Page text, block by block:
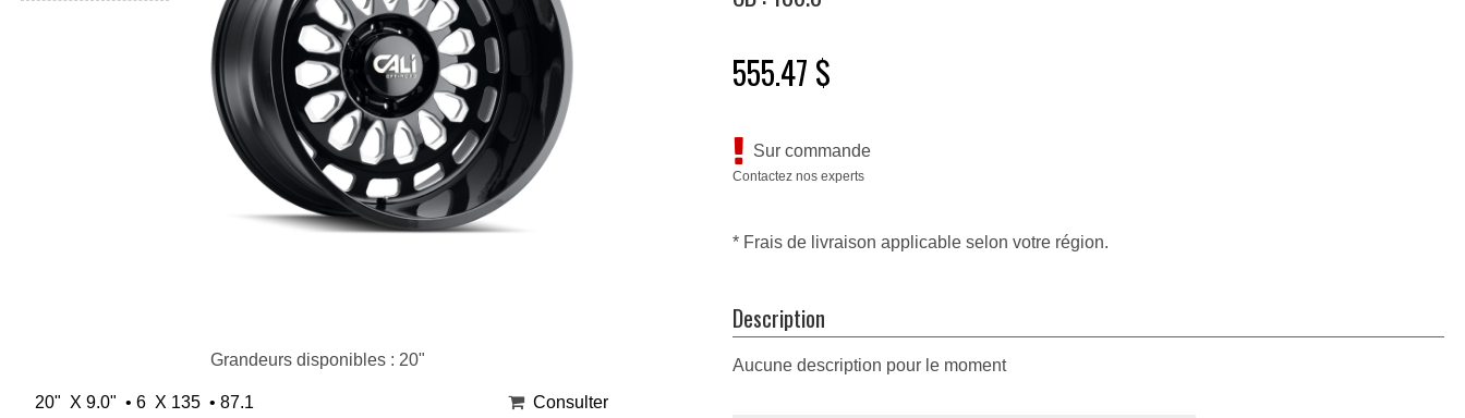
Grandeurs disponibles : 20"
20" X 9.0" • 6 X 135 • 87.1
Consulter
555.47 $
Sur commande
Contactez nos experts
* Frais de livraison applicable selon votre région.
Description
Aucune description pour le moment